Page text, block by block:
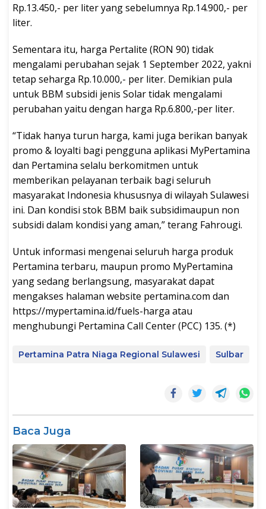
Rp.13.450,- per liter yang sebelumnya Rp.14.900,- per
liter.
Sementara itu, harga Pertalite (RON 90) tidak
mengalami perubahan sejak 1 September 2022, yakni
tetap seharga Rp.10.000,- per liter. Demikian pula
untuk BBM subsidi jenis Solar tidak mengalami
perubahan yaitu dengan harga Rp.6.800,-per liter.
“Tidak hanya turun harga, kami juga berikan banyak
promo & loyalti bagi pengguna aplikasi MyPertamina
dan Pertamina selalu berkomitmen untuk
memberikan pelayanan terbaik bagi seluruh
masyarakat Indonesia khususnya di wilayah Sulawesi
ini. Dan kondisi stok BBM baik subsidimaupun non
subsidi dalam kondisi yang aman,” terang Fahrougi.
Untuk informasi mengenai seluruh harga produk
Pertamina terbaru, maupun promo MyPertamina
yang sedang berlangsung, masyarakat dapat
mengakses halaman website pertamina.com dan
https://mypertamina.id/fuels-harga atau
menghubungi Pertamina Call Center (PCC) 135. (*)
Pertamina Patra Niaga Regional Sulawesi Sulbar
Baca Juga